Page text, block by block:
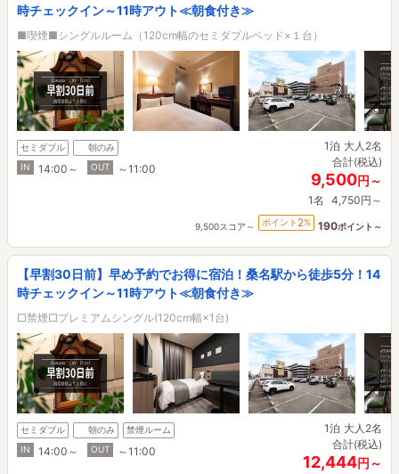
時チェックイン～11時アウト≪朝食付き≫
■喫煙■シングルルーム（120cm幅のセミダブルベッド×１台）
セミダブル
朝のみ
IN
14:00～ OUT ～11:00
1泊 大人2名
合計(税込)
9,500円～
1名 4,750円～
9,500スコア～ ポイント 2% 190ポイント～
【早割30日前】早め予約でお得に宿泊！桑名駅から徒歩5分！14
時チェックイン～11時アウト≪朝食付き≫
□禁煙□プレミアムシングル(120cm幅×1台)
セミダブル 朝のみ
禁煙ルーム
IN
14:00～ OUT ～11:00
1泊 大人2名
合計(税込)
12,444円～